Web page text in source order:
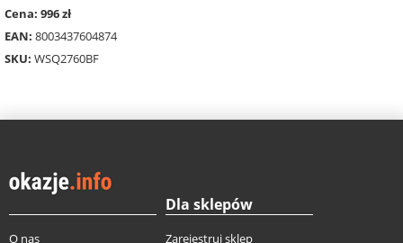
Cena: 996 zł
EAN: 8003437604874
SKU: WSQ2760BF
O nas
Dla sklepów
Zarejestruj sklep